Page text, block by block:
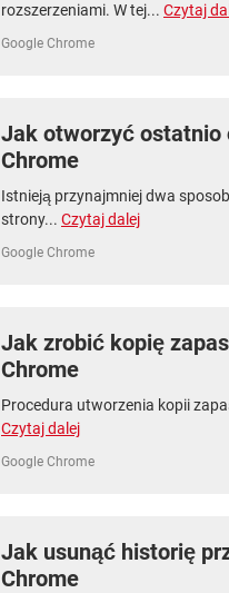
rozszerzeniami. W tej... Czytaj
Google Chrome
Jak otworzyć ostatnio
Chrome
Istnieją przynajmniej dwa
strony... Czytaj dalej
Google Chrome
Jak zrobić kopię
Chrome
Procedura utworzenia kopii
Czytaj dalej
Google Chrome
Jak usunąć historię
Chrome